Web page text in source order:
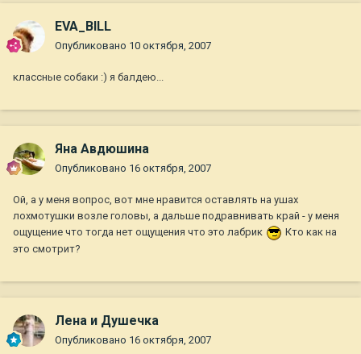
EVA_BILL
Опубликовано 10 октября, 2007
классные собаки :) я балдею...
Яна Авдюшина
Опубликовано 16 октября, 2007
Ой, а у меня вопрос, вот мне нравится оставлять на ушах
лохмотушки возле головы, а дальше подравнивать край - у меня
ощущение что тогда нет ощущения что это лабрик
Кто как на
это смотрит?
Лена и Душечка
Опубликовано 16 октября, 2007